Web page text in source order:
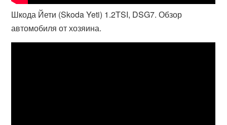
Шкода Йети (Skoda Yeti) 1.2TSI, DSG7. Обзор
автомобиля от хозяина.